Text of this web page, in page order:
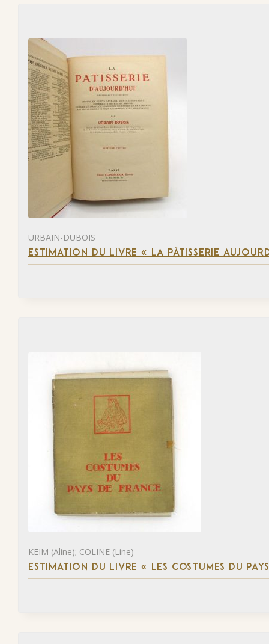
URBAIN-DUBOIS
ESTIMATION DU LIVRE « LA PÂTISSERIE
KEIM (Aline); COLINE (Line)
ESTIMATION DU LIVRE « LES COSTUMES DU